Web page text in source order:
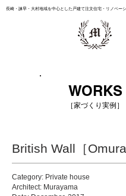
長崎・諫早・大村地域を中心とした戸建て注文住宅・リノベー
WORKS
［家づくり実例］
British Wall［Omura
Category: Private house
Architect: Murayama